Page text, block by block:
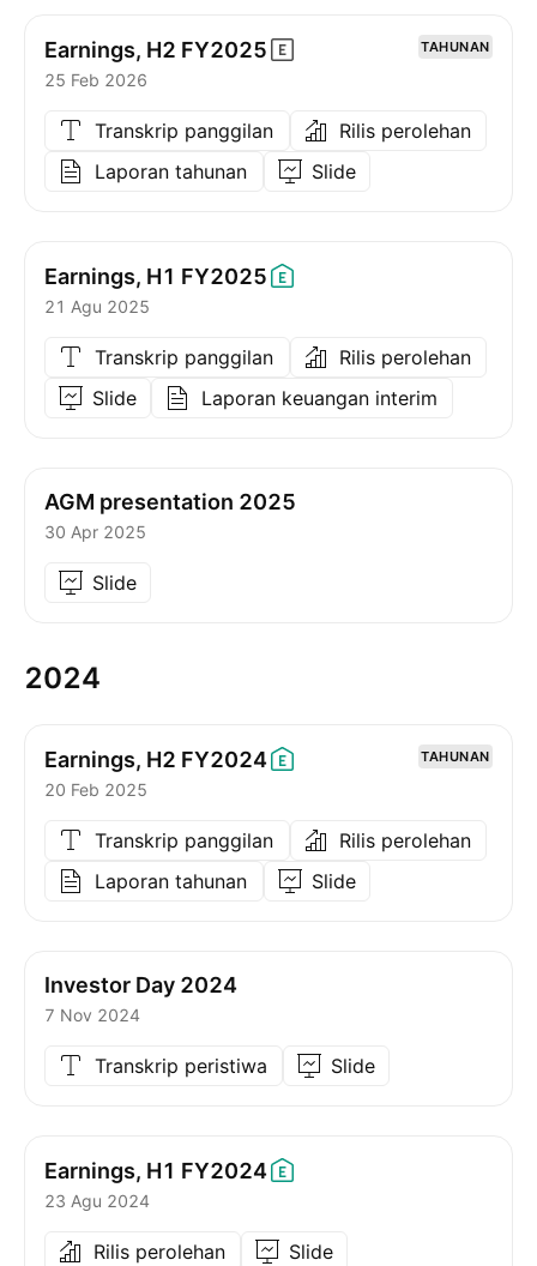
Earnings, H2 FY2025 TAHUNAN
25 Feb 2026
Transkrip panggilan
Rilis perolehan
Laporan tahunan
Slide
Earnings, H1 FY2025
21 Agu 2025
Transkrip panggilan
Rilis perolehan
Slide
Laporan keuangan interim
AGM presentation 2025
30 Apr 2025
Slide
2024
Earnings, H2 FY2024 TAHUNAN
20 Feb 2025
Transkrip panggilan
Rilis perolehan
Laporan tahunan
Slide
Investor Day 2024
7 Nov 2024
Transkrip peristiwa Slide
Earnings, H1 FY2024
23 Agu 2024
Rilis perolehan
Slide